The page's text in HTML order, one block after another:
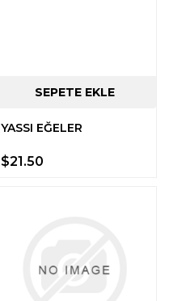
YASSI EĞELER
$21.50